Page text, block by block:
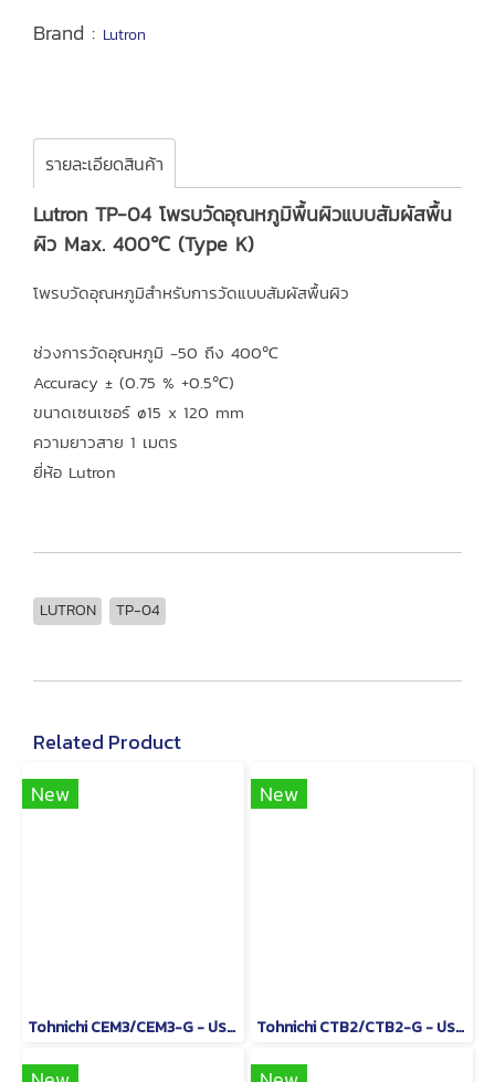
Brand : Lutron
รายละเอียดสินค้า
Lutron TP-04 โพรบวัดอุณหภูมิพื้นผิวแบบสัมผัสพื้น
ผิว Max. 400℃ (Type K)
โพรบวัดอุณหภูมิสำหรับการวัดแบบสัมผัสพื้นผิว
ช่วงการวัดอุณหภูมิ -50 ถึง 400℃
Accuracy ± (0.75 % +0.5℃)
ขนาดเซนเซอร์ ø15 x 120 mm
ความยาวสาย 1 เมตร
ยี่ห้อ Lutron
LUTRON TP-04
Related Product
New
Tohnichi CEM3/CEM3-G - ประแจวัดแรงบิดแบบอ่านค่าโดยตรง
New
Tohnichi CTB2/CTB2-G - ประแจปอนด์แบบดิจิทัล